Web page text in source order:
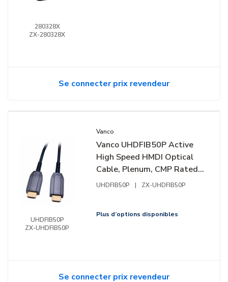
280328X
ZX-280328X
Se connecter prix revendeur
UHDFIB50P
ZX-UHDFIB50P
Vanco
Vanco UHDFIB50P Active
High Speed HMDI Optical
Cable, Plenum, CMP Rated,
50'
UHDFIB50P | ZX-UHDFIB50P
Plus d’options disponibles
Se connecter prix revendeur